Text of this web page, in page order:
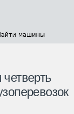
машины